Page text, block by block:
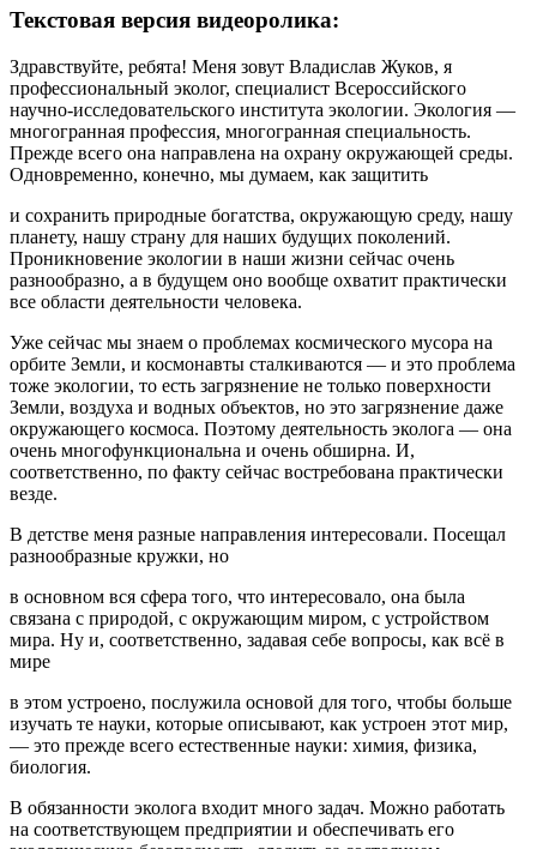
Текстовая версия видеоролика:
Здравствуйте, ребята! Меня зовут Владислав Жуков, я
профессиональный эколог, специалист Всероссийского
научно-исследовательского института экологии. Экология —
многогранная профессия, многогранная специальность.
Прежде всего она направлена на охрану окружающей среды.
Одновременно, конечно, мы думаем, как защитить
и сохранить природные богатства, окружающую среду, нашу
планету, нашу страну для наших будущих поколений.
Проникновение экологии в наши жизни сейчас очень
разнообразно, а в будущем оно вообще охватит практически
все области деятельности человека.
Уже сейчас мы знаем о проблемах космического мусора на
орбите Земли, и космонавты сталкиваются — и это проблема
тоже экологии, то есть загрязнение не только поверхности
Земли, воздуха и водных объектов, но это загрязнение даже
окружающего космоса. Поэтому деятельность эколога — она
очень многофункциональна и очень обширна. И,
соответственно, по факту сейчас востребована практически
везде.
В детстве меня разные направления интересовали. Посещал
разнообразные кружки, но
в основном вся сфера того, что интересовало, она была
связана с природой, с окружающим миром, с устройством
мира. Ну и, соответственно, задавая себе вопросы, как всё в
мире
в этом устроено, послужила основой для того, чтобы больше
изучать те науки, которые описывают, как устроен этот мир,
— это прежде всего естественные науки: химия, физика,
биология.
В обязанности эколога входит много задач. Можно работать
на соответствующем предприятии и обеспечивать его